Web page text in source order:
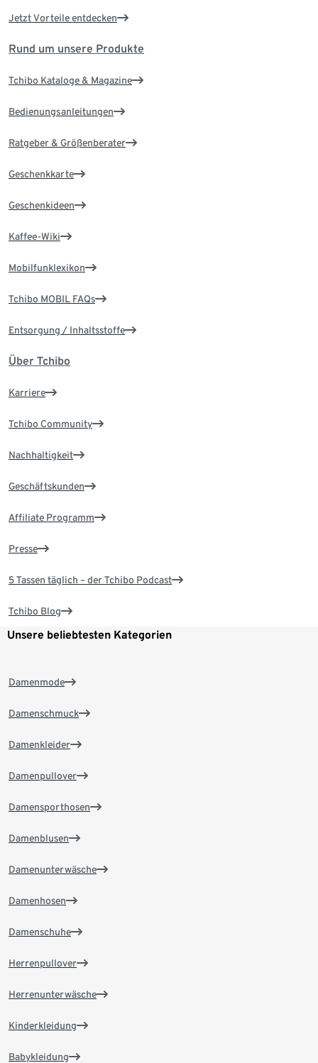
Jetzt Vorteile entdecken
Rund um unsere Produkte
Tchibo Kataloge & Magazine
Bedienungsanleitungen
Ratgeber & Größenberater
Geschenkkarte
Geschenkideen
Kaffee-Wiki
Mobilfunklexikon
Tchibo MOBIL FAQs
Entsorgung / Inhaltsstoffe
Über Tchibo
Karriere
Tchibo Community
Nachhaltigkeit
Geschäftskunden
Affiliate Programm
Presse
5 Tassen täglich – der Tchibo Podcast
Tchibo Blog
Unsere beliebtesten Kategorien
Damenmode
Damenschmuck
Damenkleider
Damenpullover
Damensporthosen
Damenblusen
Damenunterwäsche
Damenhosen
Damenschuhe
Herrenpullover
Herrenunterwäsche
Kinderkleidung
Babykleidung